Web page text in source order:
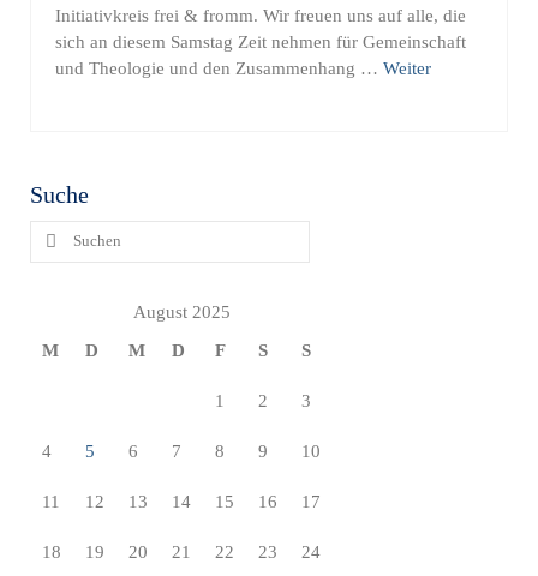
Initiativkreis frei & fromm. Wir freuen uns auf alle, die
sich an diesem Samstag Zeit nehmen für Gemeinschaft
und Theologie und den Zusammenhang … Weiter
Suche
Suchen
nach:
August 2025
M
D M D F S S
1 2 3
4 5 6 7 8 9 10
11 12 13 14 15 16 17
18 19 20 21 22 23 24